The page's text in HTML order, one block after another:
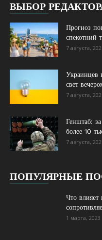
ВЫБОР
Прогноз
спекотний
7 августа,
Украинцев
свет
7 августа,
Генштаб:
более 10
7 августа,
ПОПУЛЯРНЫЕ
Что влияет
1 марта, 2023